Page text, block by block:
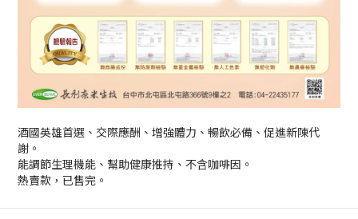
酒國英雄首選、交際應酬、增強體力、暢飲必備、促進新陳代
謝。
能調節生理機能、幫助健康推持、不含咖啡因。
熱賣款，已售完。